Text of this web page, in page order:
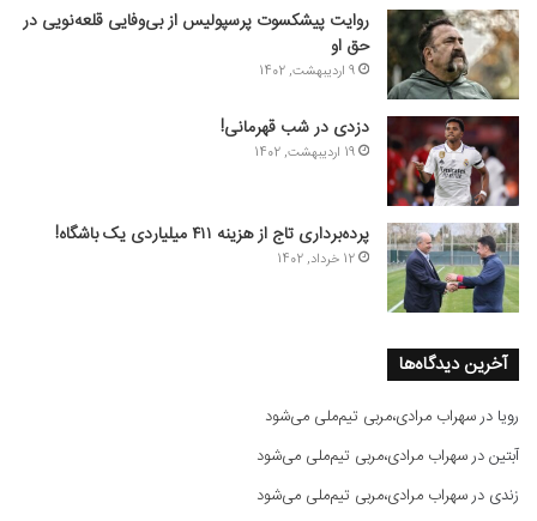
روایت پیشکسوت پرسپولیس از بی‌وفایی قلعه‌نویی در
حق او
9 اردیبهشت, 1402
دزدی در شب قهرمانی!
19 اردیبهشت, 1402
پرده‌برداری تاج از هزینه ۴۱۱ میلیاردی یک باشگاه!
12 خرداد, 1402
آخرین دیدگاه‌ها
رویا درسهراب مرادی،مربی تیم‌ملی می‌شود
آبتیندرسهراب مرادی،مربی تیم‌ملی می‌شود
زندی درسهراب مرادی،مربی تیم‌ملی می‌شود